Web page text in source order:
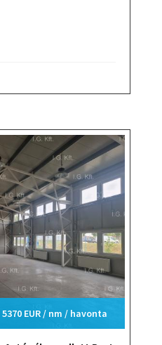
5370 EUR / nm / havonta